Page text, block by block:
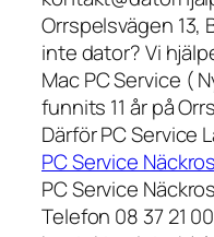
Orrspelsvägen 13,
inte dator? Vi
Mac PC Service (
funnits 11 år på
Därför PC Service
PC Service
PC Service
Telefon 08 37 21